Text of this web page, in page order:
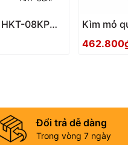
08KP
Kìm mỏ
Tsunoda
Đổi trả dễ dàng
Trong vòng 7 ngày